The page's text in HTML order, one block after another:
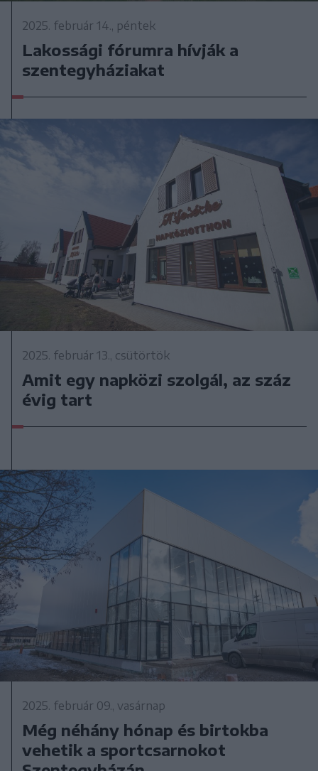
2025. február 14., péntek
Lakossági fórumra hívják a
szentegyháziakat
2025. február 13., csütörtök
Amit egy napközi szolgál, az száz
évig tart
2025. február 09., vasárnap
Még néhány hónap és birtokba
vehetik a sportcsarnokot